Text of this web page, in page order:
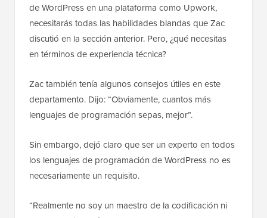
de WordPress en una plataforma como Upwork,
necesitarás todas las habilidades blandas que Zac
discutió en la sección anterior. Pero, ¿qué necesitas
en términos de experiencia técnica?
Zac también tenía algunos consejos útiles en este
departamento. Dijo: “Obviamente, cuantos más
lenguajes de programación sepas, mejor”.
Sin embargo, dejó claro que ser un experto en todos
los lenguajes de programación de WordPress no es
necesariamente un requisito.
“Realmente no soy un maestro de la codificación ni